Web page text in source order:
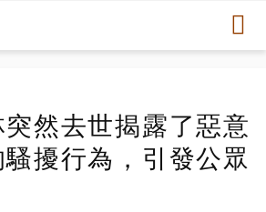
然去世揭露了惡意
騷擾行為，引發公眾